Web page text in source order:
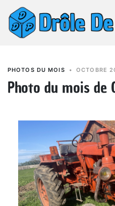
PHOTOS DU MOIS • OCTOBRE
Photo du mois de